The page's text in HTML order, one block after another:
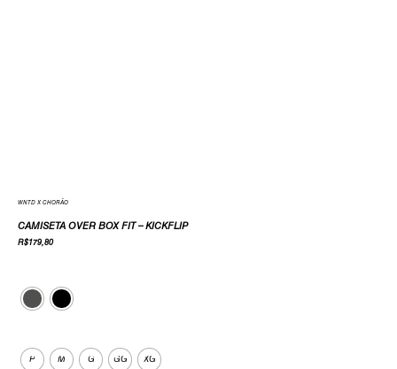
WNTD X CHORÃO
CAMISETA OVER BOX FIT – KICKFLIP
R$179,80
P M G GG XG